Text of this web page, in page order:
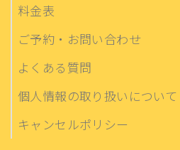
料金表
ご予約・お問い合わせ
よくある質問
個人情報の取り扱いについて
キャンセルポリシー